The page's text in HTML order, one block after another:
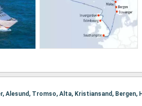
Alesund, Tromso, Alta, Kristiansand, Bergen,